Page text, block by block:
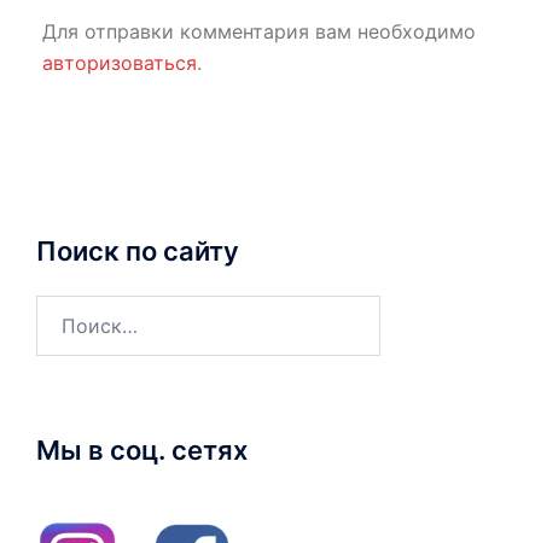
Для отправки комментария вам необходимо
авторизоваться.
Поиск по сайту
Мы в соц. сетях